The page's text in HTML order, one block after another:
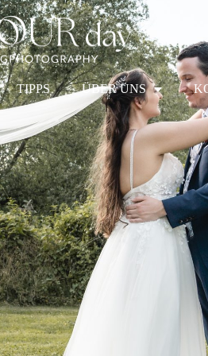
TIPPS ÜBER UNS